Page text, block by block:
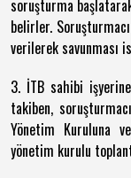
soruşturma
belirler.
verilerek savunması
3. İTB sahibi
takiben,
Yönetim Kuruluna
yönetim kurulu